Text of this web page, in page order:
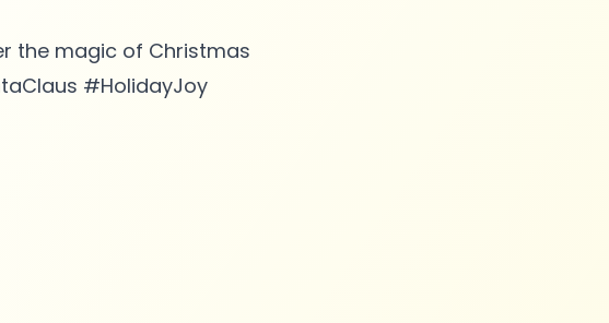
the magic of Christmas
#HolidayJoy